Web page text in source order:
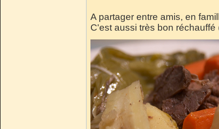
A partager entre amis, en
C'est aussi très bon réchauffé